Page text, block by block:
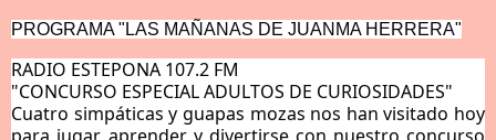
PROGRAMA "LAS MAÑANAS DE JUANMA HERRERA"
RADIO ESTEPONA 107.2 FM
"CONCURSO ESPECIAL ADULTOS DE CURIOSIDADES"
Cuatro simpáticas y guapas mozas nos han visitado hoy